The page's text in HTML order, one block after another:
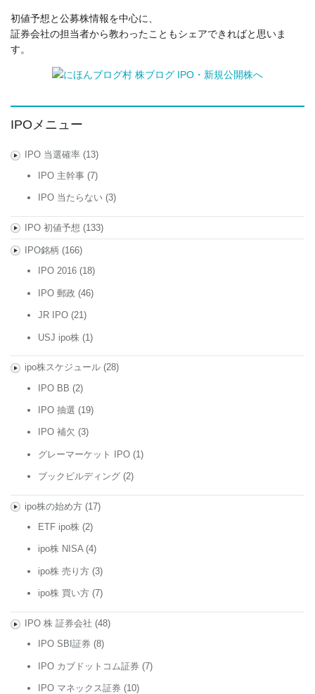
初値予想と公募株情報を中心に、
証券会社の担当者から教わったこともシェアできればと思いま
す。
IPOメニュー
IPO 当選確率(13)
IPO 主幹事 (7)
IPO 当たらない (3)
IPO 初値予想 (133)
IPO銘柄 (166)
IPO 2016 (18)
IPO 郵政 (46)
JR IPO (21)
USJ ipo株 (1)
ipo株スケジュール(28)
IPO BB (2)
IPO 抽選 (19)
IPO 補欠 (3)
グレーマーケット IPO (1)
ブックビルディング (2)
ipo株の始め方(17)
ETF ipo株 (2)
ipo株 NISA(4)
ipo株 売り方 (3)
ipo株 買い方 (7)
IPO 株 証券会社 (48)
IPO SBI証券 (8)
IPO カブドットコム証券 (7)
IPO マネックス証券 (10)